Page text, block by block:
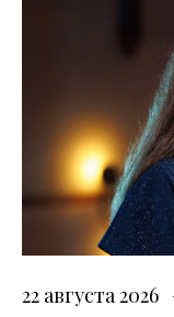
22 августа 2026